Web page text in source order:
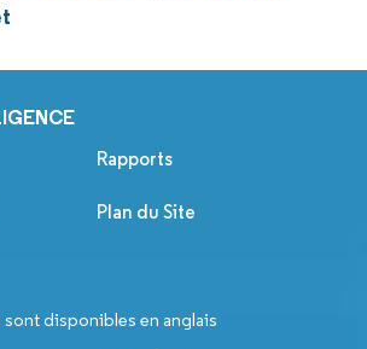
Rapports
Plan du Site
sont disponibles en anglais